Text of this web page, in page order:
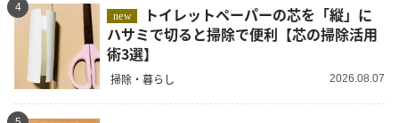
4
new
ハサミで切ると掃除で便利【芯の掃除活用
術3選】
掃除・暮らし 2026.08.07